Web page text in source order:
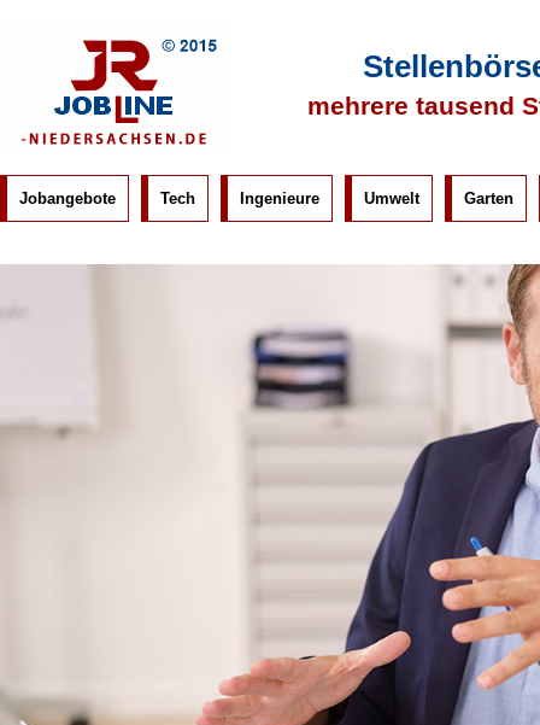
mehrere tausend
Jobangebote Tech Ingenieure Umwelt Garten